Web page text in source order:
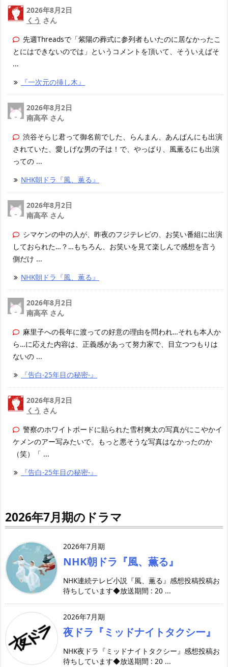
2026年8月2日
くう さん
先週Threadsで「紫陽の葬式に参列者もいたのに居なかったこ
とにはできないのでは」というコメントを頂いて、そういえばそ
...
『一次元の挿し木』
2026年8月2日
南高卒 さん
渋谷そらじ君って御名前でした、らんまん、あんぱんにも出演
されていた、愛しげな男の子は！で、やっぱり、風薫るにも出演
っての ...
NHK朝ドラ『風、薫る』
2026年8月2日
南高卒 さん
シマケンの中の人が、昨夜のフジテレビの、お笑い番組に出演
しておられた…？…もちろん、お笑いを見て楽しんで感想を言う
側だけ ...
NHK朝ドラ『風、薫る』
2026年8月2日
南高卒 さん
麻里子への長年に渡っての好意の理由を問われ…それも本人か
ら…に応えた内容は、正義感があって努力家で、目立つつもりは
ないの ...
『告白-25年目の秘密-』
2026年8月2日
くう さん
警察のホワイトボードに貼られた雪村爽太の写真がにこやかイ
ケメンのアー写みたいで。もっと悪そうな写真はなかったのか
（笑）「 ...
『告白-25年目の秘密-』
2026年7月期のドラマ
2026年7月期
NHK朝ドラ『風、薫る』
NHK連続テレビ小説『風、薫る』感想投稿投稿お
待ちしています◆放送期間 : 20 ...
2026年7月期
夜ドラ『ミッドナイトタクシー』
NHK夜ドラ『ミッドナイトタクシー』感想投稿お
待ちしています◆放送期間 : 20 ...